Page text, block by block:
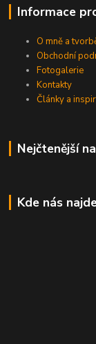
Informace
O mně a
Obchodní
Fotogalerie
Kontakty
Články a
Nejčtenější
Kde nás